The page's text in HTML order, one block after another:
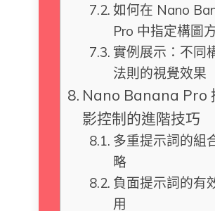
如何在 Nano
Pro 中指定構圖
實例展示：不同
法則的視覺效果
Nano Banana Pro
影控制的進階技巧
多重提示詞的組
略
負面提示詞的有
用